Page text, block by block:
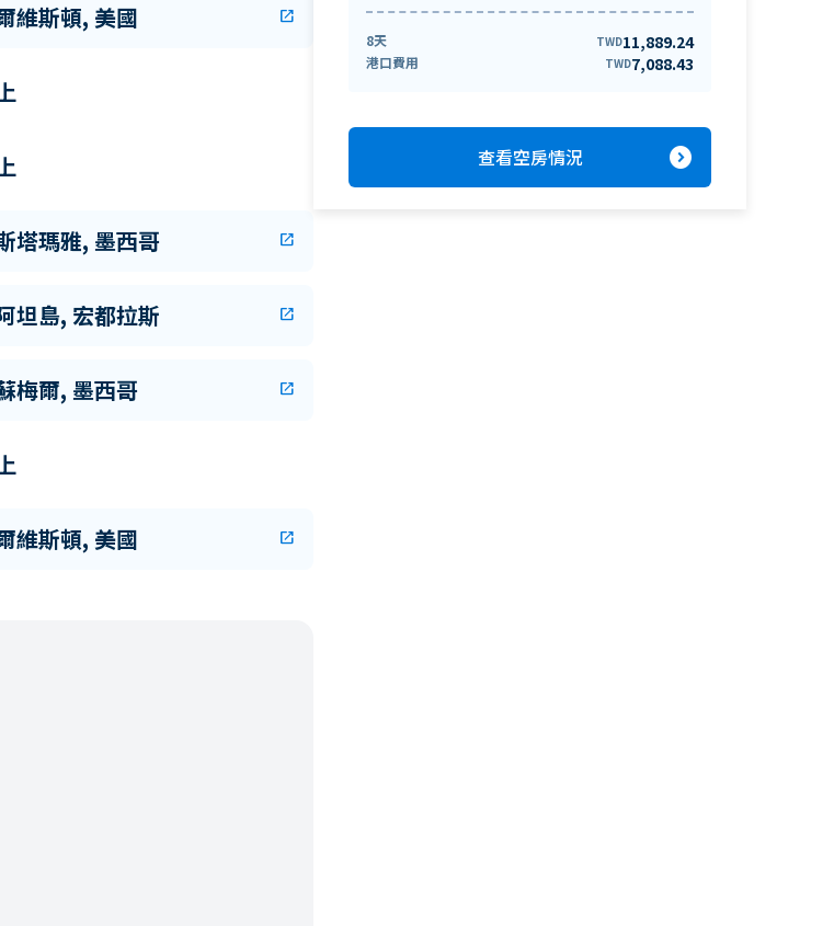
維斯頓, 美國 open_in_new
塔瑪雅, 墨西哥 open_in_new
坦島, 宏都拉斯 open_in_new
梅爾, 墨西哥 open_in_new
維斯頓, 美國 open_in_new
8天 TWD11,889.24
港口費用 TWD7,088.43
查看空房情況 expand_circle_right